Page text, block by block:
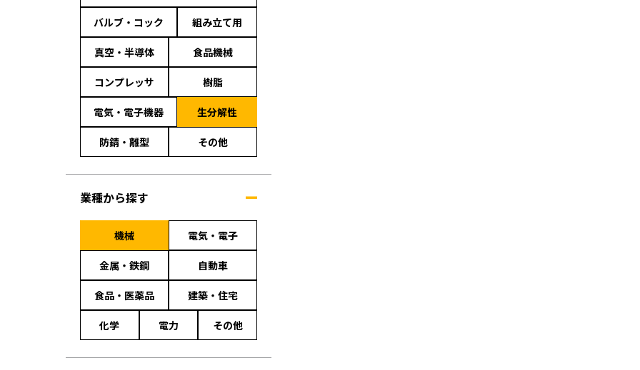
バルブ・コック 組み立て用
真空・半導体 食品機械
コンプレッサ 樹脂
電気・電子機器 生分解性
防錆・離型 その他
業種から探す
機械 電気・電子
金属・鉄鋼 自動車
食品・医薬品 建築・住宅
化学 電力 その他